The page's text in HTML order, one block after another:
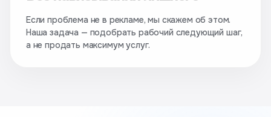
Если проблема не в рекламе, мы скажем об этом.
Наша задача — подобрать рабочий следующий шаг,
а не продать максимум услуг.